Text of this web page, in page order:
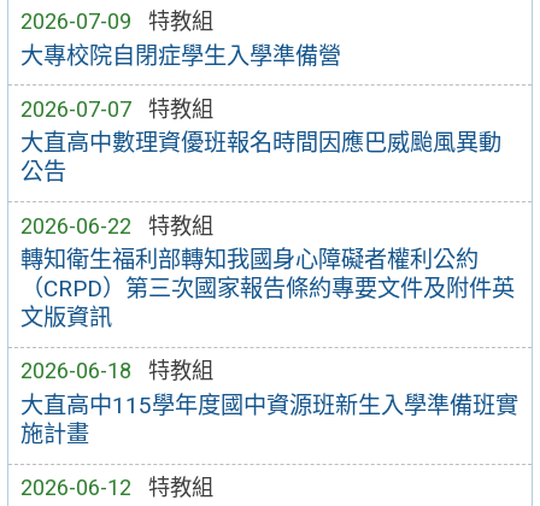
2026-07-09 特教組
大專校院自閉症學生入學準備營
2026-07-07 特教組
大直高中數理資優班報名時間因應巴威颱風異動
公告
2026-06-22 特教組
轉知衛生福利部轉知我國身心障礙者權利公約
（CRPD）第三次國家報告條約專要文件及附件英
文版資訊
2026-06-18 特教組
大直高中115學年度國中資源班新生入學準備班實
施計畫
2026-06-12 特教組